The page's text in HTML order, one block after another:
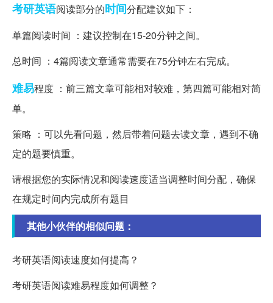
考研英语阅读部分的时间分配建议如下：
单篇阅读时间 ：建议控制在15-20分钟之间。
总时间 ：4篇阅读文章通常需要在75分钟左右完成。
难易程度 ：前三篇文章可能相对较难，第四篇可能相对简
单。
策略 ：可以先看问题，然后带着问题去读文章，遇到不确
定的题要慎重。
请根据您的实际情况和阅读速度适当调整时间分配，确保
在规定时间内完成所有题目
其他小伙伴的相似问题：
考研英语阅读速度如何提高？
考研英语阅读难易程度如何调整？